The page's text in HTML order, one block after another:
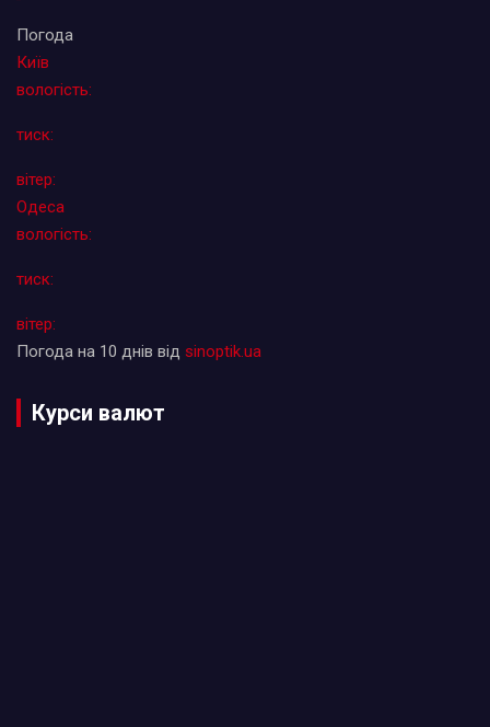
Погода
Київ
вологість:
тиск:
вітер:
Одеса
вологість:
тиск:
вітер:
Погода на 10 днів від sinoptik.ua
Курси валют